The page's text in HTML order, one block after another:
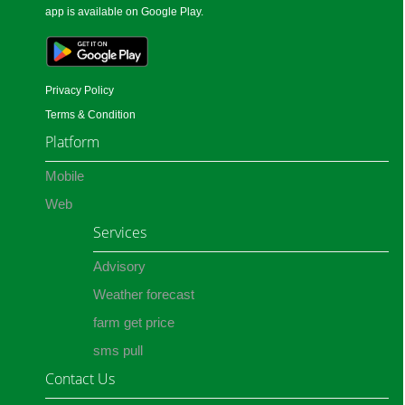
app is available on Google Play.
Privacy Policy
Terms & Condition
Platform
Mobile
Web
Services
Advisory
Weather forecast
farm get price
sms pull
Contact Us